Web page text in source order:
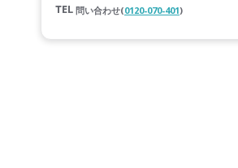
問い合わせ(0120-070-401)